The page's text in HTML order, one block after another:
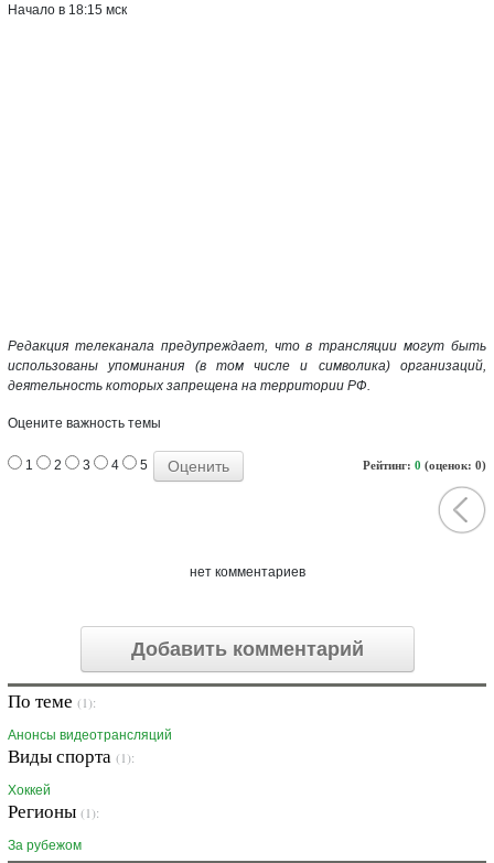
Начало в 18:15 мск
Редакция телеканала предупреждает, что в трансляции могут быть
использованы упоминания (в том числе и символика) организаций,
деятельность которых запрещена на территории РФ.
Оцените важность темы
Рейтинг: 0 (оценок: 0)
1 2 3 4 5
нет комментариев
Добавить комментарий
По теме (1):
Анонсы видеотрансляций
Виды спорта (1):
Хоккей
Регионы (1):
За рубежом